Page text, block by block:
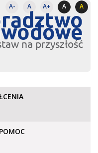
A- A A+ A A
na przyszłość